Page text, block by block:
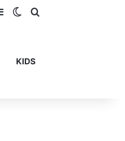
Sidebar (barre latérale)
Switch skin
KIDS